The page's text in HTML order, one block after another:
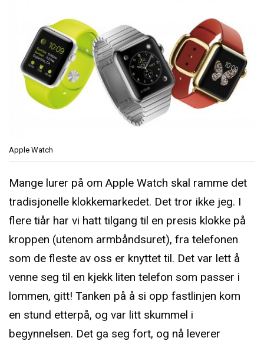
Apple Watch
Mange lurer på om Apple Watch skal ramme det
tradisjonelle klokkemarkedet. Det tror ikke jeg. I
flere tiår har vi hatt tilgang til en presis klokke på
kroppen (utenom armbåndsuret), fra telefonen
som de fleste av oss er knyttet til. Det var lett å
venne seg til en kjekk liten telefon som passer i
lommen, gitt! Tanken på å si opp fastlinjen kom
en stund etterpå, og var litt skummel i
begynnelsen. Det ga seg fort, og nå leverer